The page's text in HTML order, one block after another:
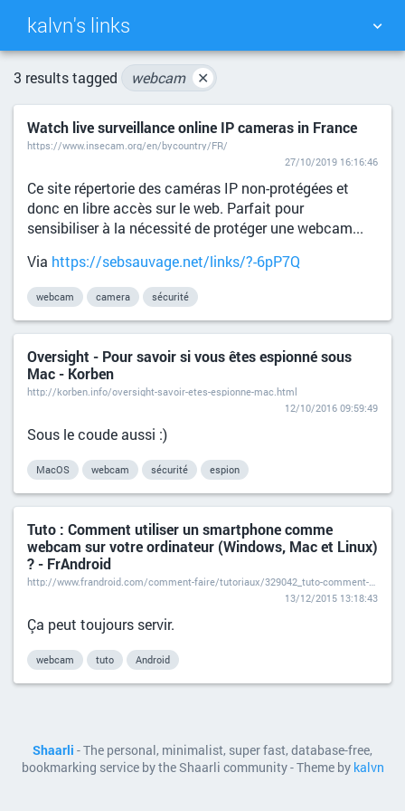
kalvn's links
TAG CLOUD
DAILY SEARCH
3 results tagged webcam ✕
Watch live surveillance online IP cameras in France
https://www.insecam.org/en/bycountry/FR/
27/10/2019 16:16:46
Ce site répertorie des caméras IP non-protégées et
donc en libre accès sur le web. Parfait pour
sensibiliser à la nécessité de protéger une webcam...
Via https://sebsauvage.net/links/?-6pP7Q
webcam camera sécurité
Oversight - Pour savoir si vous êtes espionné sous
Mac - Korben
http://korben.info/oversight-savoir-etes-espionne-mac.html
12/10/2016 09:59:49
Sous le coude aussi :)
MacOS webcam sécurité espion
Tuto : Comment utiliser un smartphone comme
webcam sur votre ordinateur (Windows, Mac et Linux)
? - FrAndroid
http://www.frandroid.com/comment-faire/tutoriaux/329042_tuto-comment-utiliser-son-smartphone
13/12/2015 13:18:43
Ça peut toujours servir.
webcam tuto Android
Shaarli - The personal, minimalist, super fast, database-free,
bookmarking service by the Shaarli community - Theme by kalvn